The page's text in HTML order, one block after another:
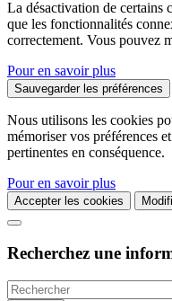
La désactivation de certains
que les fonctionnalités
correctement. Vous pouvez
Pour en savoir plus
Sauvegarder les préférences
Nous utilisons les cookies
mémoriser vos préférences
pertinentes en conséquence.
Pour en savoir plus
Accepter les cookies
Recherchez une